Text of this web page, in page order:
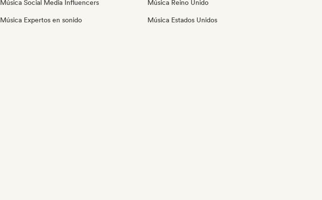
Música Social Media Influencers
Música Expertos en sonido
Música Reino Unido
Música Estados Unidos